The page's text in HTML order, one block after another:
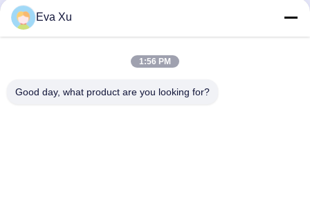
Eva Xu
1:56 PM
Good day, what product are you looking for?